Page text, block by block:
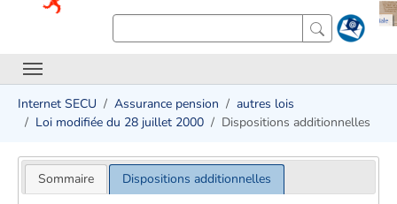
Internet SECU Assurance pension
autres lois
Loi modifiée du 28 juillet 2000
Dispositions additionnelles
Sommaire Dispositions additionnelles